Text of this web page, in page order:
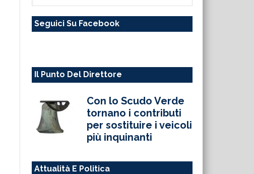
sito
Seguici Su Facebook
Il Punto Del Direttore
Con lo Scudo Verde
tornano i contributi
per sostituire i veicoli
più inquinanti
Attualità E Politica